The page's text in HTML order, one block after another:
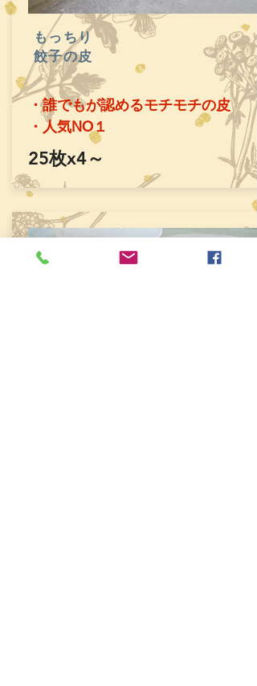
もっちり
餃子の皮
・誰でもが認めるモチモチの皮
​・人気NO１
​25枚x4～